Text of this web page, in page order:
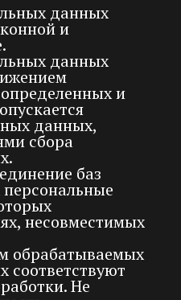
данных
и
данных
и
данных,
сбора
баз
несовместимых
обрабатываемых
соответствуют
Не